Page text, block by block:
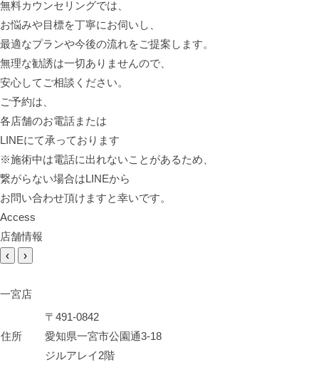
無料カウンセリングでは、
お悩みや目標を丁寧にお伺いし、
最適なプランや今後の流れをご提案します。
無理な勧誘は一切ありませんので、
安心してご相談ください。
ご予約は、
各店舗のお電話または
LINEにて承っております
※施術中は電話に出れないことがあるため、
繋がらない場合はLINEから
お問い合わせ頂けますと幸いです。
Access
店舗情報
‹
›
一宮店
住所
〒491-0842
愛知県一宮市公園通3-18
ジルアレイ2階